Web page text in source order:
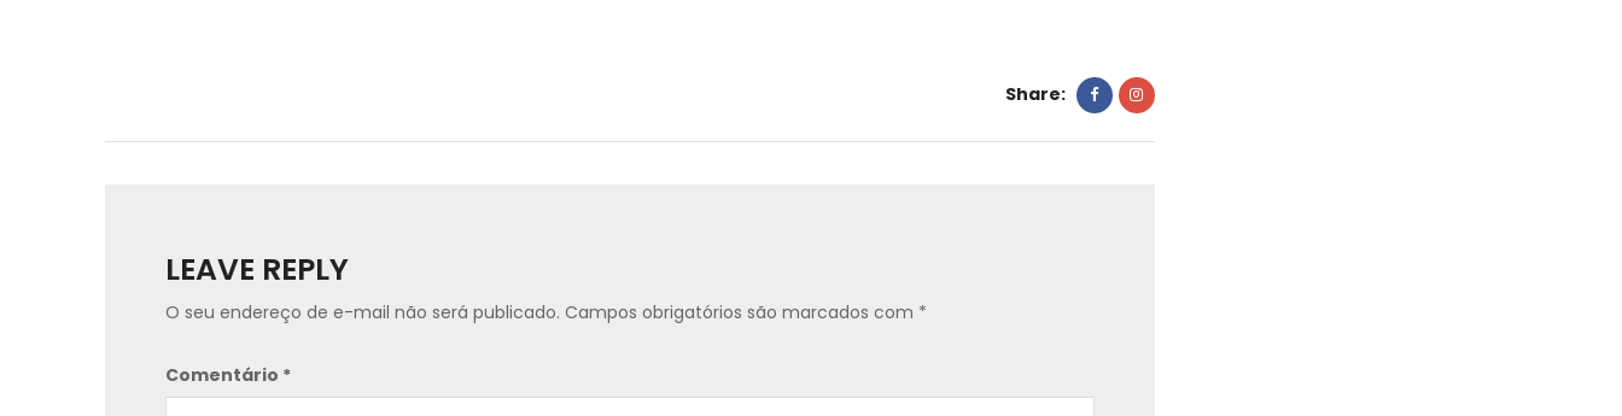
Share:
LEAVE REPLY
O seu endereço de e-mail não será publicado. Campos obrigatórios são marcados com *
Comentário *